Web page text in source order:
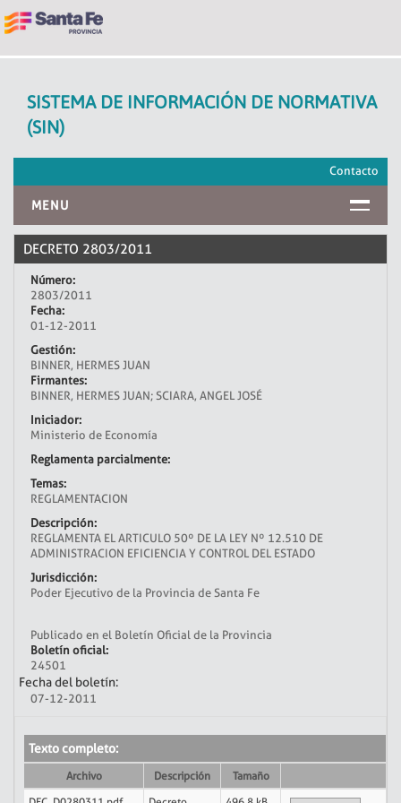
SISTEMA DE INFORMACIÓN DE NORMATIVA
(SIN)
Contacto
MENU
INICIO
DECRETO 2803/2011
Número:
2803/2011
Fecha:
01-12-2011
Gestión:
BINNER, HERMES JUAN
Firmantes:
BINNER, HERMES JUAN; SCIARA, ANGEL JOSÉ
Iniciador:
Ministerio de Economía
Reglamenta parcialmente:
Temas:
REGLAMENTACION
Descripción:
REGLAMENTA EL ARTICULO 50º DE LA LEY Nº 12.510 DE
ADMINISTRACION EFICIENCIA Y CONTROL DEL ESTADO
Jurisdicción:
Poder Ejecutivo de la Provincia de Santa Fe
Publicado en el Boletín Oficial de la Provincia
Boletín oficial:
24501
Fecha del boletín:
07-12-2011
Texto completo:
Archivo Descripción
Tamaño